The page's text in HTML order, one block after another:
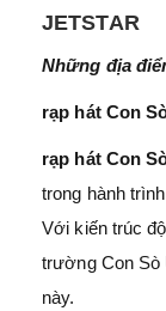
JETSTAR
Những địa
rạp hát Con
rạp hát Con
trong hành
Với kiến trúc
trường Con Sò
này.